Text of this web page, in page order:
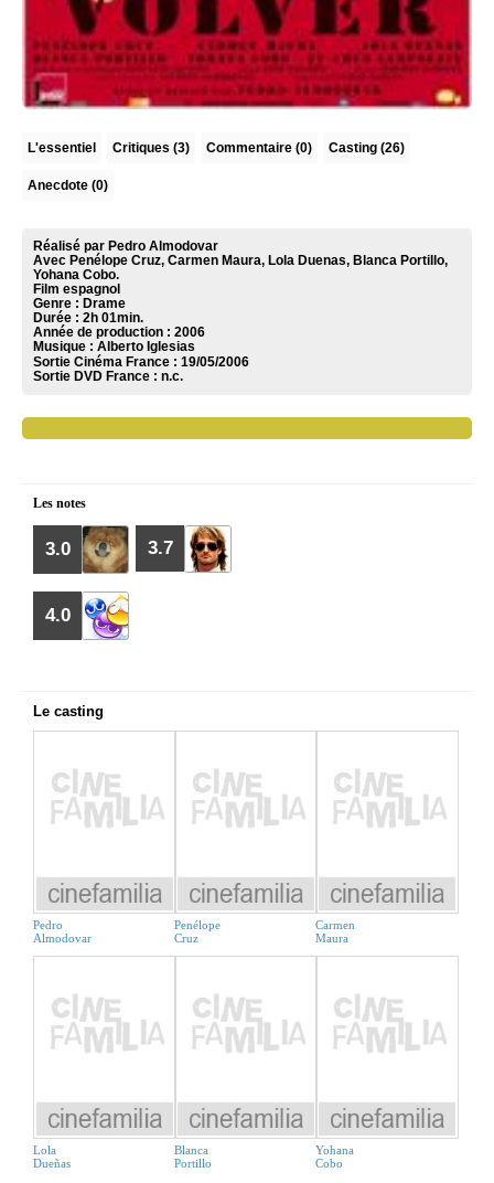
L'essentiel Critiques (3) Commentaire (0) Casting (26)
Anecdote (0)
Réalisé par Pedro Almodovar
Avec Penélope Cruz, Carmen Maura, Lola Duenas, Blanca Portillo,
Yohana Cobo.
Film espagnol
Genre : Drame
Durée : 2h 01min.
Année de production : 2006
Musique : Alberto Iglesias
Sortie Cinéma France : 19/05/2006
Sortie DVD France : n.c.
Les notes
3.0 3.7
4.0
Le casting
Pedro
Almodovar
Penélope
Cruz
Carmen
Maura
Lola
Dueñas
Blanca
Portillo
Yohana
Cobo